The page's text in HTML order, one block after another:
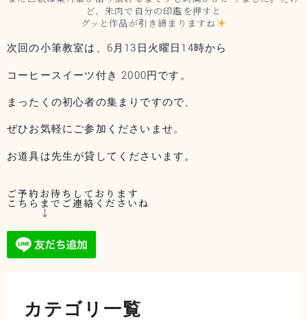
ど、朱肉で自分の印鑑を押すと
グッと作品が引き締まりますね
次回の小筆教室は、6月13日火曜日14時から
コーヒースイーツ付き 2000円です。
まったくの初心者の集まりですので、
ぜひお気軽にご参加くださいませ。
お道具は先生が貸してくださいます。
ご予約お待ちしております
こちらまでご連絡くださいね
↓
カテゴリ一覧